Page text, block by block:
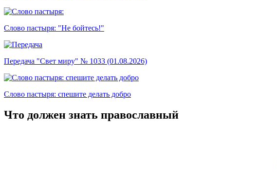
Слово пастыря: "Не бойтесь!"
Передача "Свет миру" № 1033 (01.08.2026)
Слово пастыря: спешите делать добро
Что должен знать православный